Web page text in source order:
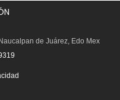
de Juárez, Edo Mex